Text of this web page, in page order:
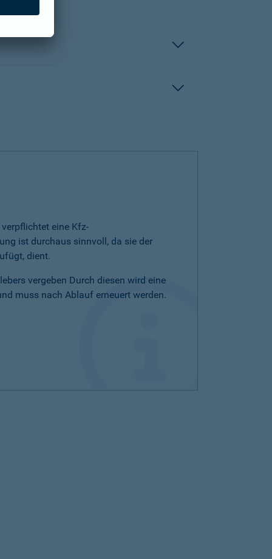
eine Kfz-
ist durchaus sinnvoll, da sie der
dient.
vergeben Durch diesen wird eine
muss nach Ablauf erneuert werden.